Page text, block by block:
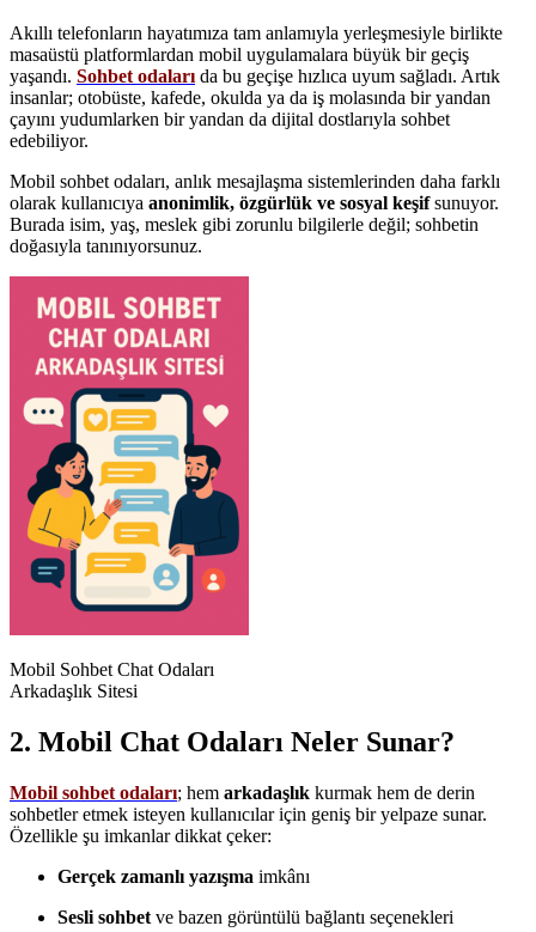
Akıllı telefonların hayatımıza tam anlamıyla yerleşmesiyle birlikte
masaüstü platformlardan mobil uygulamalara büyük bir geçiş
yaşandı. Sohbet odaları da bu geçişe hızlıca uyum sağladı. Artık
insanlar; otobüste, kafede, okulda ya da iş molasında bir yandan
çayını yudumlarken bir yandan da dijital dostlarıyla sohbet
edebiliyor.
Mobil sohbet odaları, anlık mesajlaşma sistemlerinden daha farklı
olarak kullanıcıya anonimlik, özgürlük ve sosyal keşifsunuyor.
Burada isim, yaş, meslek gibi zorunlu bilgilerle değil; sohbetin
doğasıyla tanınıyorsunuz.
Mobil Sohbet Chat Odaları
Arkadaşlık Sitesi
2. Mobil Chat Odaları Neler Sunar?
Mobil sohbet odaları; hem arkadaşlık kurmak hem de derin
sohbetler etmek isteyen kullanıcılar için geniş bir yelpaze sunar.
Özellikle şu imkanlar dikkat çeker:
Gerçek zamanlı yazışma imkânı
Sesli sohbet ve bazen görüntülü bağlantı seçenekleri